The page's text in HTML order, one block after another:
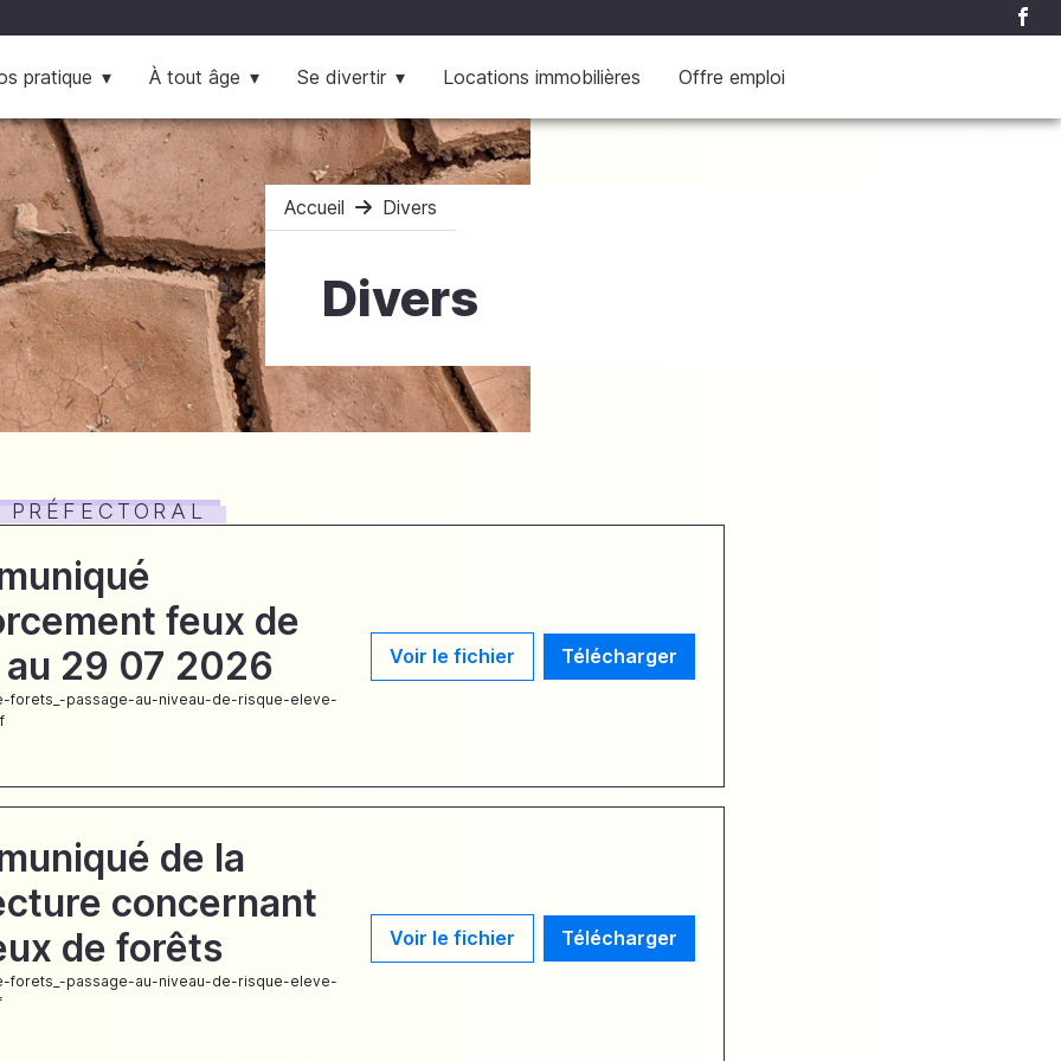
pratique À tout âge Se divertir Locations immobilières Offre emploi
Accueil Divers
Divers
feux de
29 07 2026
forets_-passage-au-niveau-de-risque-eleve-
Voir le fichier Télécharger
de la
concernant
de forêts
forets_-passage-au-niveau-de-risque-eleve-
Voir le fichier Télécharger